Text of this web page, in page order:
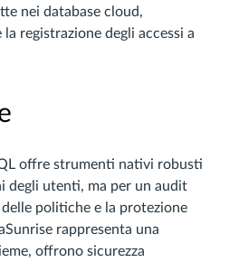
nei database cloud,
registrazione degli accessi a
offre strumenti nativi robusti
degli utenti, ma per un audit
politiche e la protezione
rappresenta una
offrono sicurezza